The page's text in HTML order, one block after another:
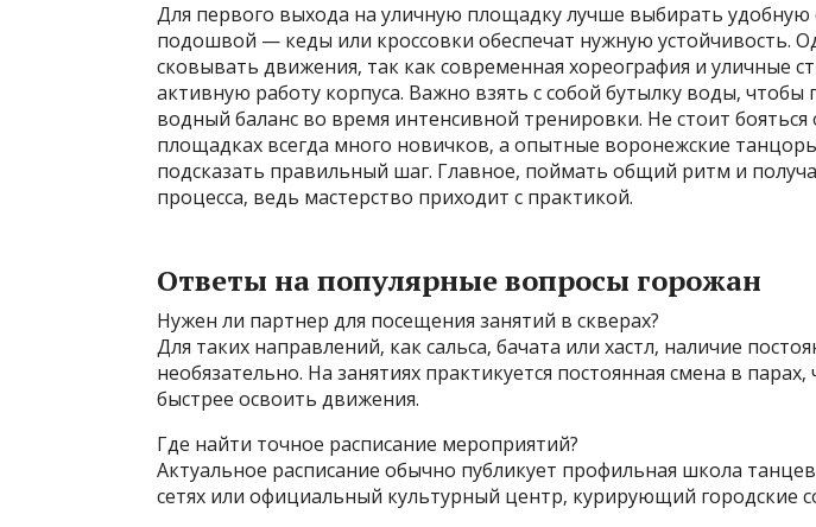
Для первого выхода на уличную площадку лучше выбирать удобную
подошвой — кеды или кроссовки обеспечат нужную устойчивость.
сковывать движения‚ так как современная хореография и уличные
активную работу корпуса. Важно взять с собой бутылку воды‚
водный баланс во время интенсивной тренировки. Не стоит
площадках всегда много новичков‚ а опытные воронежские
подсказать правильный шаг. Главное, поймать общий ритм и
процесса‚ ведь мастерство приходит с практикой.
Ответы на популярные вопросы горожан
Нужен ли партнер для посещения занятий в скверах?
Для таких направлений‚ как сальса‚ бачата или хастл‚ наличие
необязательно. На занятиях практикуется постоянная смена в парах‚
быстрее освоить движения.
Где найти точное расписание мероприятий?
Актуальное расписание обычно публикует профильная школа
сетях или официальный культурный центр‚ курирующий городские